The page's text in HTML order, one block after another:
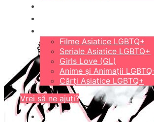
Filme Asiatice LGBTQ+
Seriale Asiatice LGBTQ+
Girls Love (GL)
Anime și Animații
Cărți Asiatice LGBTQ+
Vrei să ne ajuți?